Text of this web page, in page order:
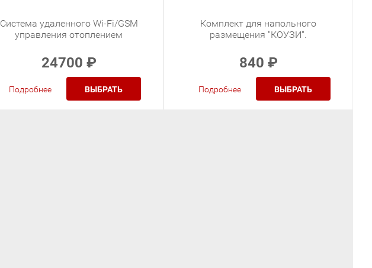
Система удаленного Wi-Fi/GSM
управления отоплением
24700 ₽
Подробнее ВЫБРАТЬ
Комплект для напольного
размещения "КОУЗИ".
840 ₽
Подробнее ВЫБРАТЬ